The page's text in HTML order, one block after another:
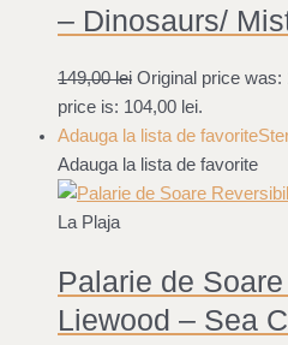
– Dinosaurs/
149,00lei Original price was:
price is: 104,00 lei.
Adauga la lista de favorite
Adauga la lista de favorite
La Plaja
Palarie de
Liewood – Sea